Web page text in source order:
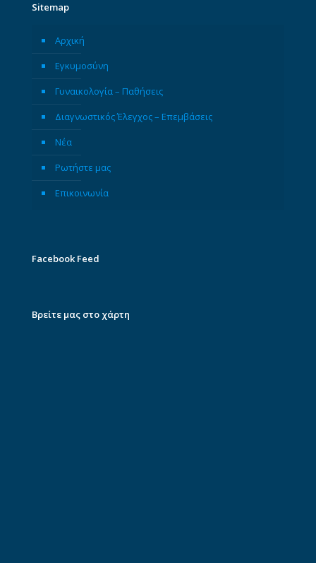
Sitemap
Αρχική
Εγκυμοσύνη
Γυναικολογία – Παθήσεις
Διαγνωστικός Έλεγχος – Επεμβάσεις
Νέα
Ρωτήστε μας
Επικοινωνία
Facebook Feed
Βρείτε μας στο χάρτη